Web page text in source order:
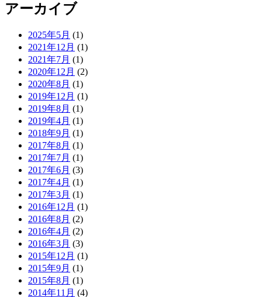
アーカイブ
2025年5月 (1)
2021年12月 (1)
2021年7月 (1)
2020年12月 (2)
2020年8月 (1)
2019年12月 (1)
2019年8月 (1)
2019年4月 (1)
2018年9月 (1)
2017年8月 (1)
2017年7月 (1)
2017年6月 (3)
2017年4月 (1)
2017年3月 (1)
2016年12月 (1)
2016年8月 (2)
2016年4月 (2)
2016年3月 (3)
2015年12月 (1)
2015年9月 (1)
2015年8月 (1)
2014年11月 (4)